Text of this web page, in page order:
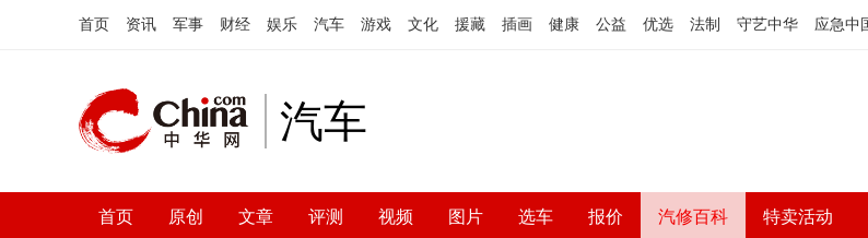
首页 资讯 军事 财经 娱乐 汽车 游戏 文化 援藏 插画 健康 公益 优选 法制 守艺中华 应急中
汽车
首页 原创 文章 评测 视频 图片 选车 报价 汽修百科 特卖活动